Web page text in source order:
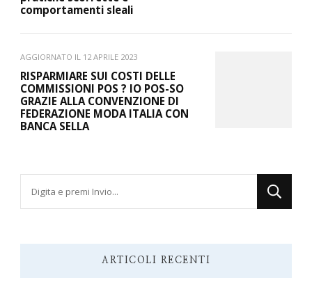
comportamenti sleali
AGGIORNATO IL 12 APRILE 2023
RISPARMIARE SUI COSTI DELLE
COMMISSIONI POS ? IO POS-SO
GRAZIE ALLA CONVENZIONE DI
FEDERAZIONE MODA ITALIA CON
BANCA SELLA
ARTICOLI RECENTI